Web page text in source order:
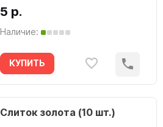
5 р.
Наличие:
КУПИТЬ
Слиток золота (10 шт.)